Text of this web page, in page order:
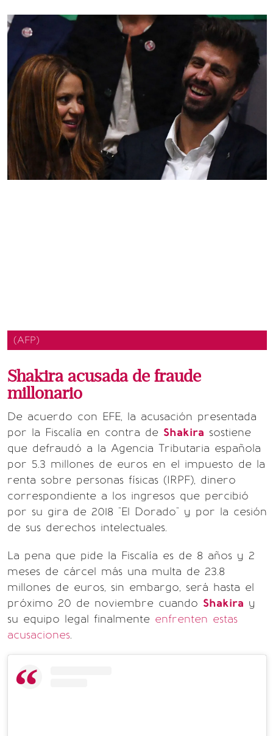
(AFP)
Shakira acusada de fraude
millonario
De acuerdo con EFE, la acusación presentada
por la Fiscalía en contra de Shakira sostiene
que defraudó a la Agencia Tributaria española
por 5.3 millones de euros en el impuesto de la
renta sobre personas físicas (IRPF), dinero
correspondiente a los ingresos que percibió
por su gira de 2018 "El Dorado" y por la cesión
de sus derechos intelectuales.
La pena que pide la Fiscalía es de 8 años y 2
meses de cárcel más una multa de 23.8
millones de euros, sin embargo, será hasta el
próximo 20 de noviembre cuando Shakira y
su equipo legal finalmente enfrenten estas
acusaciones.